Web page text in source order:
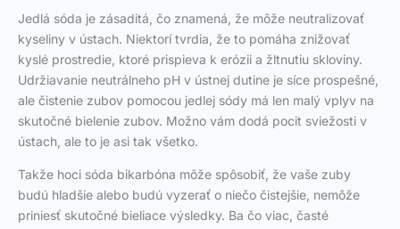
Jedlá sóda je zásaditá, čo znamená, že môže neutralizovať
kyseliny v ústach. Niektorí tvrdia, že to pomáha znižovať
kyslé prostredie, ktoré prispieva k erózii a žltnutiu skloviny.
Udržiavanie neutrálneho pH v ústnej dutine je síce prospešné,
ale čistenie zubov pomocou jedlej sódy má len malý vplyv na
skutočné bielenie zubov. Možno vám dodá pocit sviežosti v
ústach, ale to je asi tak všetko.
Takže hoci sóda bikarbóna môže spôsobiť, že vaše zuby
budú hladšie alebo budú vyzerať o niečo čistejšie, nemôže
priniesť skutočné bieliace výsledky. Ba čo viac, časté